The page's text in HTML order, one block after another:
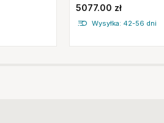
5077.00 zł
Wysyłka: 42-56 dni